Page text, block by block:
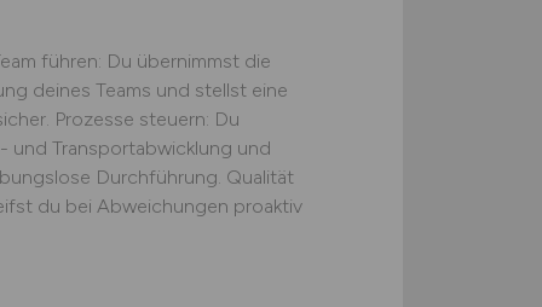
führen: Du übernimmst die
deines Teams und stellst eine
Prozesse steuern: Du
und Transportabwicklung und
Durchführung. Qualität
du bei Abweichungen proaktiv